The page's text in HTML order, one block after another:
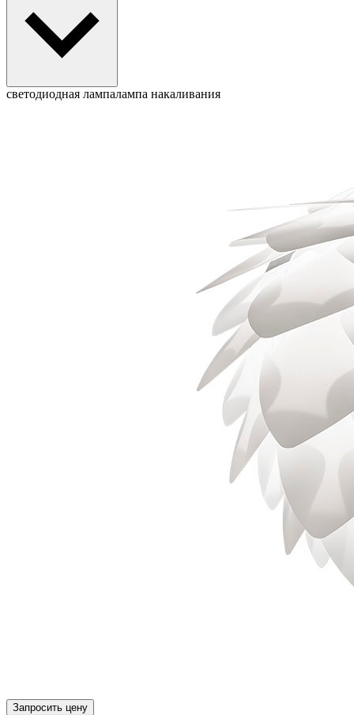
светодиодная лампалампа накаливания
Запросить цену